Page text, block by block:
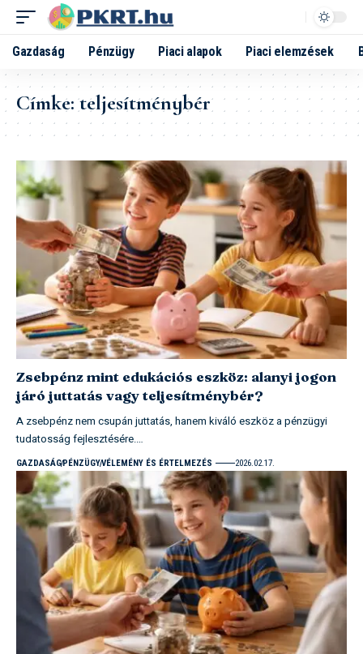
Gazdaság Pénzügy Piaci alapok Piaci elemzések
Címke:teljesítménybér
Zsebpénz mint edukációs eszköz: alanyi jogon
járó juttatás vagy teljesítménybér?
A zsebpénz nem csupán juttatás, hanem kiváló eszköz a pénzügyi
tudatosság fejlesztésére.…
GAZDASÁGPÉNZÜGYVÉLEMÉNY ÉS ÉRTELMEZÉS 2026.02.17.